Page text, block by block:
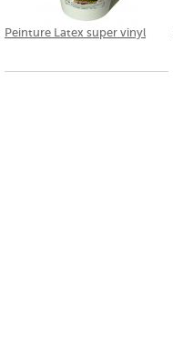
Peinture Latex super vinyl